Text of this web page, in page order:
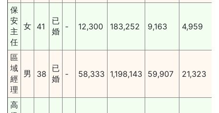
保
安
主
任
女 41
已
婚
- 12,300 183,252 9,163 4,959
區
域
經
理
男 38
已
婚
- 58,333 1,198,143 59,907 21,323
高